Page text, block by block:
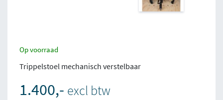
Op voorraad
Trippelstoel mechanisch verstelbaar
1.400,- excl btw